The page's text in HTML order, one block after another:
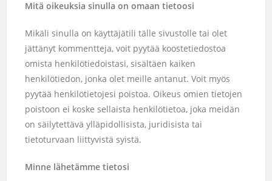
Mitä oikeuksia sinulla on omaan tietoosi
Mikäli sinulla on käyttäjätili tälle sivustolle tai olet
jättänyt kommentteja, voit pyytää koostetiedostoa
omista henkilötiedoistasi, sisältäen kaiken
henkilötiedon, jonka olet meille antanut. Voit myös
pyytää henkilötietojesi poistoa. Oikeus omien tietojen
poistoon ei koske sellaista henkilötietoa, joka meidän
on säilytettävä ylläpidollisista, juridisista tai
tietoturvaan liittyvistä syistä.
Minne lähetämme tietosi